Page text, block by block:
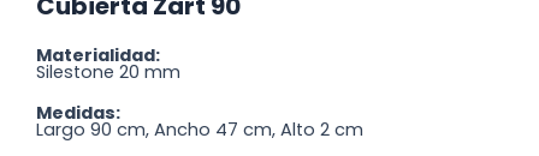
Materialidad:
Silestone 20 mm
Medidas:
Largo 90 cm, Ancho 47 cm, Alto 2 cm